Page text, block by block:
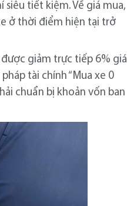
siêu tiết kiệm. Về giá mua,
ở thời điểm hiện tại trở
được giảm trực tiếp 6% giá
tài chính “Mua xe 0
chuẩn bị khoản vốn ban